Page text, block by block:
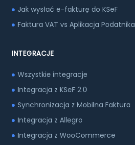
Jak wysłać e-fakturę do KSeF
Faktura VAT vs Aplikacja Podatnika
INTEGRACJE
Wszystkie integracje
Integracja z KSeF 2.0
Synchronizacja z Mobilna Faktura
Integracja z Allegro
Integracja z WooCommerce